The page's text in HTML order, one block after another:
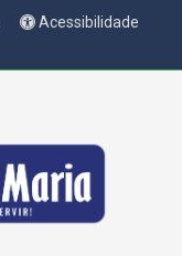
Acessibilidade